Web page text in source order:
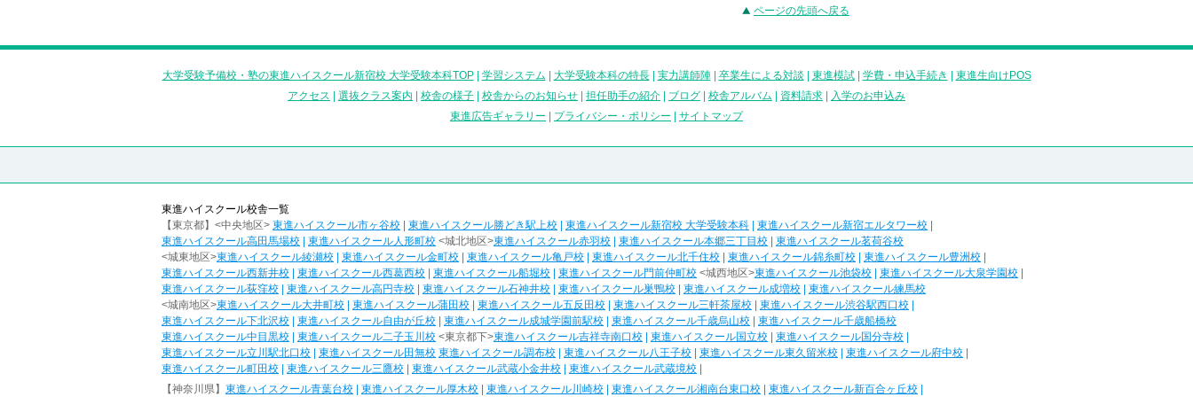
ページの先頭へ戻る
大学受験予備校・塾の東進ハイスクール新宿校 大学受験本科TOP| 学習システム 大学受験本科の特長| 実力講師陣| 卒業生による対談 東進模試| 学費・申込手続き
東進生向けPOS
アクセス
選抜クラス案内 校舎の様子 校舎からのお知らせ 担任助手の紹介 ブログ 校舎アルバム 資料請求
入学のお申込み
東進広告ギャラリー
プライバシー・ポリシー サイトマップ
東進ハイスクール校舎一覧
【東京都】<中央地区> 東進ハイスクール市ヶ谷校 東進ハイスクール勝どき駅上校 東進ハイスクール新宿校 大学受験本科 東進ハイスクール新宿エルタワー校
東進ハイスクール高田馬場校
東進ハイスクール人形町校 <城北地区>東進ハイスクール赤羽校 東進ハイスクール本郷三丁目校
東進ハイスクール茗荷谷校
<城東地区>東進ハイスクール綾瀬校 東進ハイスクール金町校 東進ハイスクール亀戸校 東進ハイスクール北千住校 東進ハイスクール錦糸町校 東進ハイスクール豊洲校
東進ハイスクール西新井校
東進ハイスクール西葛西校 東進ハイスクール船堀校 東進ハイスクール門前仲町校 <城西地区>東進ハイスクール池袋校 東進ハイスクール大泉学園校
東進ハイスクール荻窪校
東進ハイスクール高円寺校 東進ハイスクール石神井校 東進ハイスクール巣鴨校 東進ハイスクール成増校
東進ハイスクール練馬校
<城南地区>東進ハイスクール大井町校 東進ハイスクール蒲田校 東進ハイスクール五反田校 東進ハイスクール三軒茶屋校 東進ハイスクール渋谷駅西口校
東進ハイスクール下北沢校
東進ハイスクール自由が丘校 東進ハイスクール成城学園前駅校 東進ハイスクール千歳烏山校
東進ハイスクール千歳船橋校
東進ハイスクール中目黒校
東進ハイスクール二子玉川校 <東京都下>東進ハイスクール吉祥寺南口校 東進ハイスクール国立校 東進ハイスクール国分寺校
東進ハイスクール立川駅北口校
東進ハイスクール田無校 東進ハイスクール調布校 東進ハイスクール八王子校 東進ハイスクール東久留米校 東進ハイスクール府中校
東進ハイスクール町田校
東進ハイスクール三鷹校 東進ハイスクール武蔵小金井校 東進ハイスクール武蔵境校
【神奈川県】 東進ハイスクール青葉台校 東進ハイスクール厚木校 東進ハイスクール川崎校 東進ハイスクール湘南台東口校 東進ハイスクール新百合ヶ丘校